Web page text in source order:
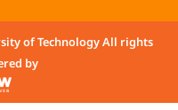
of Technology All rights
by